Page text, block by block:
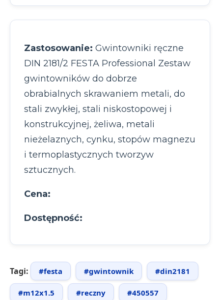
Zastosowanie: Gwintowniki ręczne
DIN 2181/2 FESTA Professional Zestaw
gwintowników do dobrze
obrabialnych skrawaniem metali, do
stali zwykłej, stali niskostopowej i
konstrukcyjnej, żeliwa, metali
nieżelaznych, cynku, stopów magnezu
i termoplastycznych tworzyw
sztucznych.
Cena:
Dostępność:
Tagi: #festa #gwintownik #din2181
#m12x1.5 #reczny #450557